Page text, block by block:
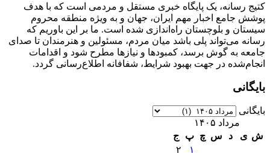
کتیج رسانه، یک پایگاه خبری مستقل و مردمی است که با هدف
پوشش جامع اخبار مهم ایران، جهان و به ویژه منطقه محروم
سیستان و بلوچستان راه‌اندازی شده است. ما بر این باوریم که
رسانه می‌تواند پلی باشد میان مردم، مسئولین و هنرمندان تا صدای
جامعه به گوش برسد، کمبودها و نیازها مطرح شود و اقدامات
انجام‌شده در جهت بهبود شرایط، شفافانه اطلاع‌رسانی گردد.
بایگانی
بایگانی
مرداد ۱۴۰۵
ش ی د س چ پ ج
۱
۲